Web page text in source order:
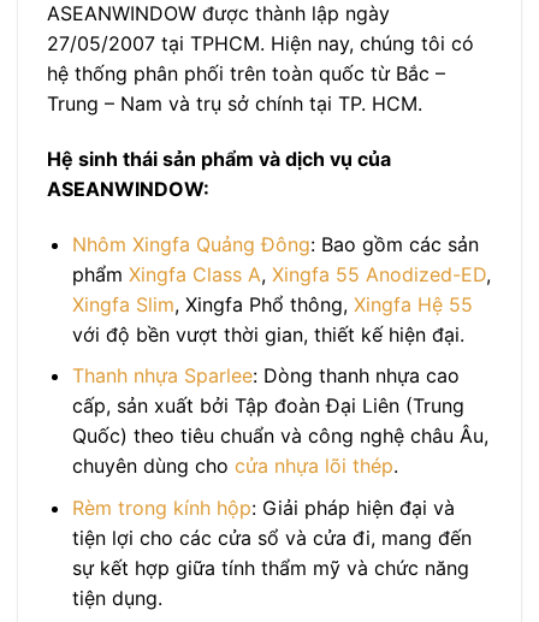
ASEANWINDOW được thành lập ngày
27/05/2007 tại TPHCM. Hiện nay, chúng tôi có
hệ thống phân phối trên toàn quốc từ Bắc –
Trung – Nam và trụ sở chính tại TP. HCM.
Hệ sinh thái sản phẩm và dịch vụ của
ASEANWINDOW:
Nhôm Xingfa Quảng Đông: Bao gồm các sản
phẩm Xingfa Class A, Xingfa 55 Anodized-ED,
Xingfa Slim, Xingfa Phổ thông, Xingfa Hệ 55
với độ bền vượt thời gian, thiết kế hiện đại.
Thanh nhựa Sparlee: Dòng thanh nhựa cao
cấp, sản xuất bởi Tập đoàn Đại Liên (Trung
Quốc) theo tiêu chuẩn và công nghệ châu Âu,
chuyên dùng cho cửa nhựa lõi thép.
Rèm trong kính hộp: Giải pháp hiện đại và
tiện lợi cho các cửa sổ và cửa đi, mang đến
sự kết hợp giữa tính thẩm mỹ và chức năng
tiện dụng.